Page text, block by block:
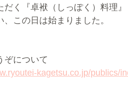
だく『卓袱（しっぽく）料理
、この日は始まりました。
ぞについて
kagetsu.co.jp/publics/